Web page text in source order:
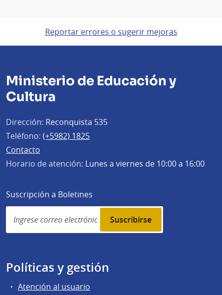
Reportar errores o sugerir mejoras
Ministerio de Educación y
Cultura
Dirección: Reconquista 535
Teléfono: (+5982) 1825
Contacto
Horario de atención: Lunes a viernes de 10:00 a 16:00
Suscripción a Boletines
Simplenews
subscription
Políticas y gestión
Atención al usuario